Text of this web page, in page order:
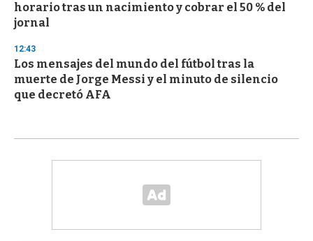
horario tras un nacimiento y cobrar el 50 % del
jornal
12:43
Los mensajes del mundo del fútbol tras la
muerte de Jorge Messi y el minuto de silencio
que decretó AFA